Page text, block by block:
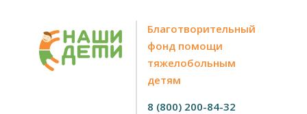
Благотворительный
фонд помощи
тяжелобольным
детям
8 (800) 200-84-32